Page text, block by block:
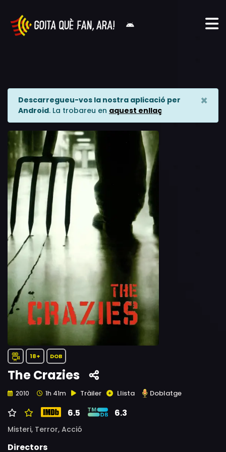
Descarregueu-vos la nostra aplicació per
Android. La trobareu en aquest enllaç
×
18+ DOB
The Crazies
2010 1h 41m Tràiler Llista Doblatge
6.5 6.3
Misteri, Terror, Acció
Directors